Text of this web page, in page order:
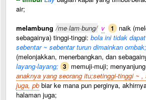
air;
melambung /me·lam·bung/ v 1
naik
sebagainya) tinggi-tinggi: bola ini tidak
sebentar ~ sebentar turun dimainkan ombak;
(melonjakkan, menerbangkan, dan
layang-layang; 3 memuji-muji;
anaknya yang seorang itu;setinggi-tinggi ~
juga, pb biar ke mana pun perginya,
halaman juga;